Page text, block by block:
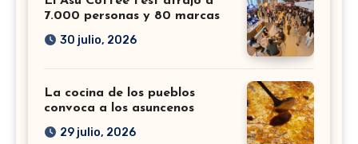
7.000 personas y 80 marcas
30 julio, 2026
La cocina de los pueblos
convoca a los asuncenos
29 julio, 2026